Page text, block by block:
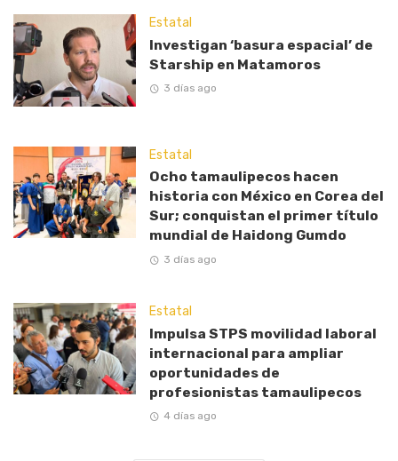
Estatal
Investigan ‘basura espacial’ de
Starship en Matamoros
3 días ago
Estatal
Ocho tamaulipecos hacen
historia con México en Corea del
Sur; conquistan el primer título
mundial de Haidong Gumdo
3 días ago
Estatal
Impulsa STPS movilidad laboral
internacional para ampliar
oportunidades de
profesionistas tamaulipecos
4 días ago